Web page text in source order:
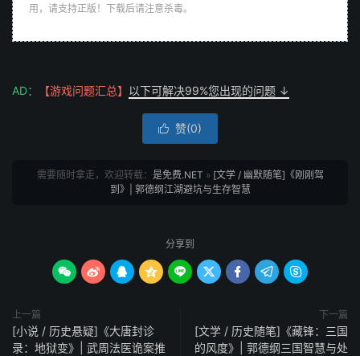
用，请支持正版！下载后请注意杀毒。
AD： 【游戏问题汇总】 以下可解决99%您出现的问题 ↓
 赞(0)
需要随时拿走，欢迎转载： 是免费.NET » [文学 / 幽默随笔]《刚刚驾
到》| 郭德纲江湖避坑与生存智慧
分享到
        
上一篇
[小说 / 历史悬疑]《大唐封诊
录：地狱变》| 武周法医诡案推
下一篇
[文学 / 历史随笔]《藏锋：三国
的风度》| 郭德纲三国智慧与处